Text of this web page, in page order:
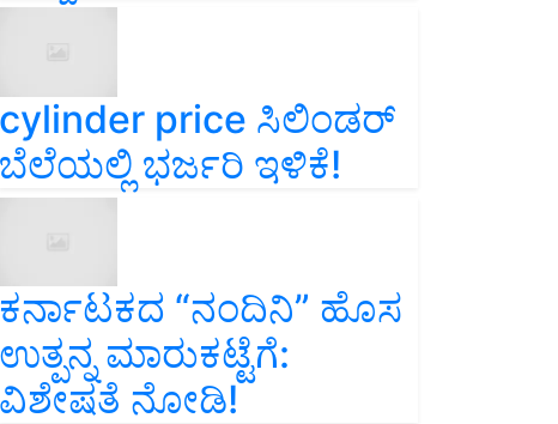
cylinder price ಸಿಲಿಂಡರ್‌
ಬೆಲೆಯಲ್ಲಿ ಭರ್ಜರಿ ಇಳಿಕೆ!
ಕರ್ನಾಟಕದ “ನಂದಿನಿ” ಹೊಸ
ಉತ್ಪನ್ನ ಮಾರುಕಟ್ಟೆಗೆ:
ವಿಶೇಷತೆ ನೋಡಿ!